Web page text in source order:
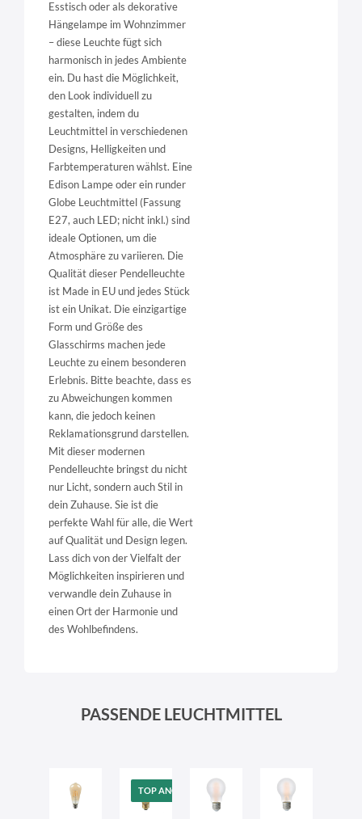
Esstisch oder als dekorative
Hängelampe im Wohnzimmer
– diese Leuchte fügt sich
harmonisch in jedes Ambiente
ein. Du hast die Möglichkeit,
den Look individuell zu
gestalten, indem du
Leuchtmittel in verschiedenen
Designs, Helligkeiten und
Farbtemperaturen wählst. Eine
Edison Lampe oder ein runder
Globe Leuchtmittel (Fassung
E27, auch LED; nicht inkl.) sind
ideale Optionen, um die
Atmosphäre zu variieren. Die
Qualität dieser Pendelleuchte
ist Made in EU und jedes Stück
ist ein Unikat. Die einzigartige
Form und Größe des
Glasschirms machen jede
Leuchte zu einem besonderen
Erlebnis. Bitte beachte, dass es
zu Abweichungen kommen
kann, die jedoch keinen
Reklamationsgrund darstellen.
Mit dieser modernen
Pendelleuchte bringst du nicht
nur Licht, sondern auch Stil in
dein Zuhause. Sie ist die
perfekte Wahl für alle, die Wert
auf Qualität und Design legen.
Lass dich von der Vielfalt der
Möglichkeiten inspirieren und
verwandle dein Zuhause in
einen Ort der Harmonie und
des Wohlbefindens.
PASSENDE LEUCHTMITTEL
TOP ANGEBOT